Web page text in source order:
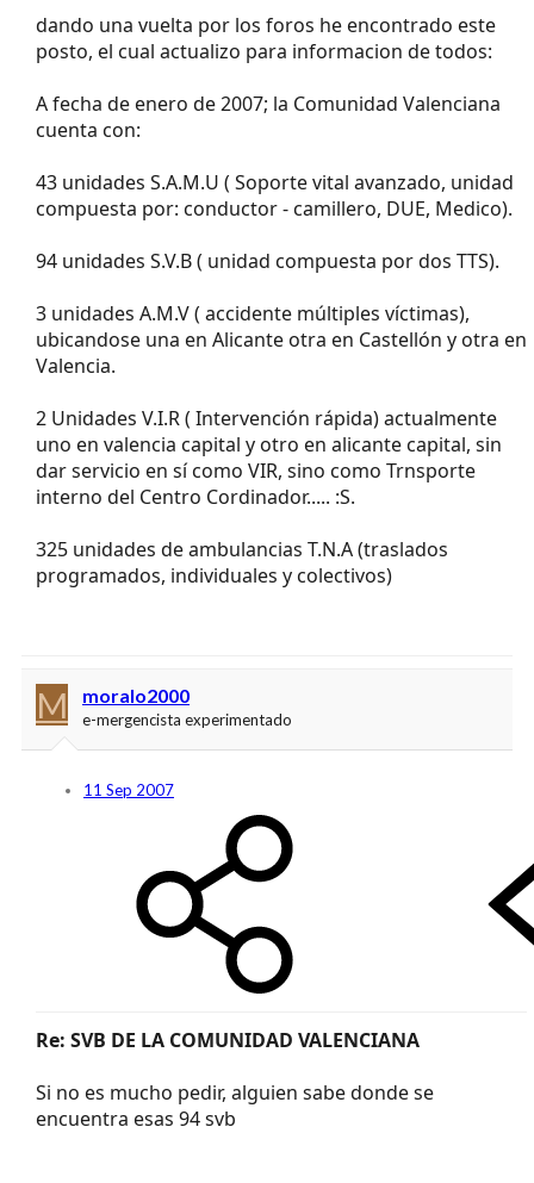
dando una vuelta por los foros he encontrado este
posto, el cual actualizo para informacion de todos:
A fecha de enero de 2007; la Comunidad Valenciana
cuenta con:
43 unidades S.A.M.U ( Soporte vital avanzado, unidad
compuesta por: conductor - camillero, DUE, Medico).
94 unidades S.V.B ( unidad compuesta por dos TTS).
3 unidades A.M.V ( accidente múltiples víctimas),
ubicandose una en Alicante otra en Castellón y otra en
Valencia.
2 Unidades V.I.R ( Intervención rápida) actualmente
uno en valencia capital y otro en alicante capital, sin
dar servicio en sí como VIR, sino como Trnsporte
interno del Centro Cordinador..... :S.
325 unidades de ambulancias T.N.A (traslados
programados, individuales y colectivos)
M moralo2000
e-mergencista experimentado
11 Sep 2007
Re: SVB DE LA COMUNIDAD VALENCIANA
Si no es mucho pedir, alguien sabe donde se
encuentra esas 94 svb